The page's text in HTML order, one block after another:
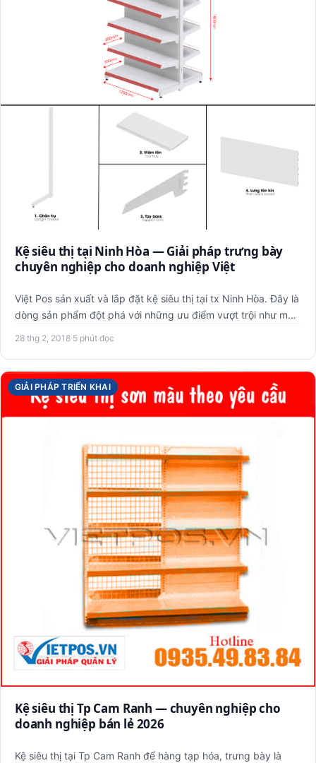
Kệ siêu thị tại Ninh Hòa — Giải pháp trưng bày
chuyên nghiệp cho doanh nghiệp Việt
Việt Pos sản xuất và lắp đặt kệ siêu thị tại tx Ninh Hòa. Đây là
dòng sản phẩm đột phá với những ưu điểm vượt trội như m…
28 thg 2, 2018·5 phút đọc
GIẢI PHÁP TRIỂN KHAI
Kệ siêu thị Tp Cam Ranh — chuyên nghiệp cho
doanh nghiệp bán lẻ 2026
Kệ siêu thị tại Tp Cam Ranh để hàng tạp hóa, trưng bày là